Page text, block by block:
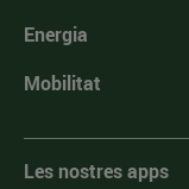
Energia
Mobilitat
Les nostres apps